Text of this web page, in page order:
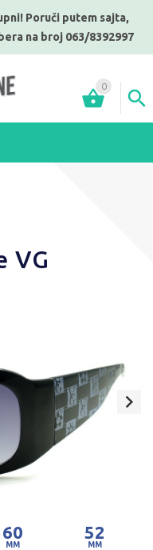
Poruči putem sajta,
na broj 063/8392997
0
VG
60
MM
52
MM